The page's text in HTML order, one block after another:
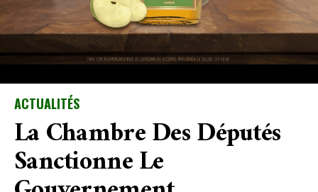
ACTUALITÉS
La Chambre Des Députés
Sanctionne Le